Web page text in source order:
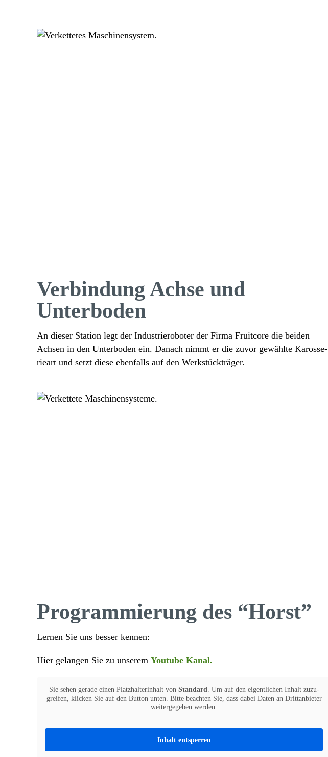
Verbin­dung Achse und
Unterboden
An dieser Station legt der Indus­trie­ro­boter der Firma Fruit­core die beiden
Achsen in den Unter­boden ein. Danach nimmt er die zuvor gewählte Karos­se­
rieart und setzt diese eben­falls auf den Werkstückträger.
Program­mie­rung des “Horst”
Lernen Sie uns besser kennen:
Hier gelangen Sie zu unserem Youtube Kanal.
Sie sehen gerade einen Platz­hal­ter­in­halt von Stan­dard. Um auf den eigent­li­chen Inhalt zuzu­
greifen, klicken Sie auf den Button unten. Bitte beachten Sie, dass dabei Daten an Dritt­an­bieter
weiter­ge­geben werden.
Inhalt entsperren